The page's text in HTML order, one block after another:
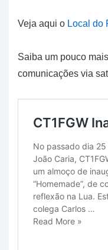
Veja aqui o Local do
Saiba um pouco
comunicações via